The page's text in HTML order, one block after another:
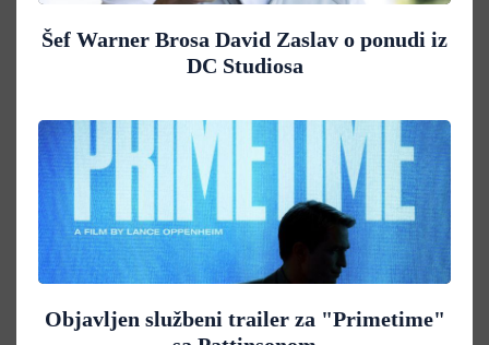
Šef Warner Brosa David Zaslav o ponudi iz
DC Studiosa
Objavljen službeni trailer za "Primetime"